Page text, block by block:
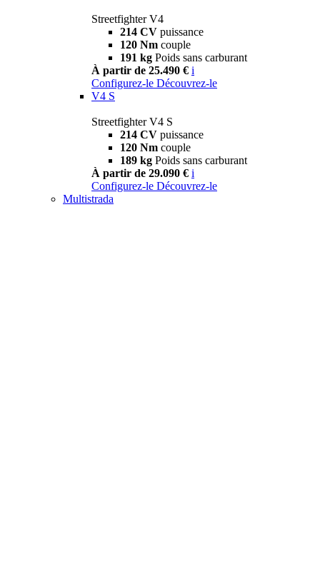
Streetfighter V4
214 CV puissance
120 Nm couple
191 kg Poids sans carburant
À partir de 25.490 € i
Configurez-le Découvrez-le
V4 S
Streetfighter V4 S
214 CV puissance
120 Nm couple
189 kg Poids sans carburant
À partir de 29.090 € i
Configurez-le Découvrez-le
Multistrada